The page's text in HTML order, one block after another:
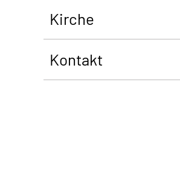
Kirche
Kontakt